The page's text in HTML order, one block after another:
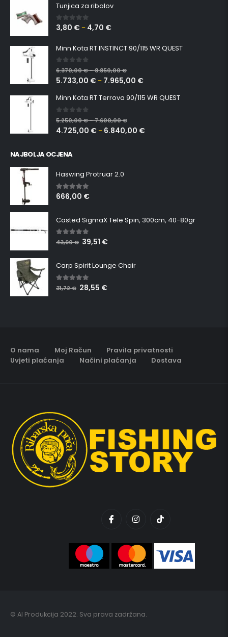
Tunjica za ribolov
0 out of 5
3,80 € – 4,70 €
Minn Kota RT INSTINCT 90/115 WR QUEST
0 out of 5
6.370,00€–8.850,00€
5.733,00 € – 7.965,00 €
Minn Kota RT Terrova 90/115 WR QUEST
0 out of 5
5.250,00€–7.600,00€
4.725,00 € – 6.840,00 €
NAJBOLJA OCJENA
Haswing Protruar 2.0
5.00 out of 5
666,00 €
Casted SigmaX Tele Spin, 300cm, 40-80gr
5.00out of 5
43,90€ 39,51 €
Carp Spirit Lounge Chair
5.00 out of 5
31,72€ 28,55 €
O nama Moj Račun
Pravila privatnosti
Uvjeti plaćanja
Načini plaćanja Dostava
© AI Produkcija 2022. Sva prava zadržana.